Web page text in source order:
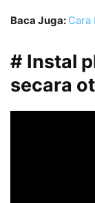
Baca Juga: Cara
# Instal
secara